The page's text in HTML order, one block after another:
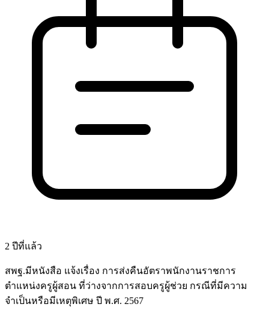
2 ปีที่แล้ว
สพฐ.มีหนังสือ แจ้งเรื่อง การส่งคืนอัตราพนักงานราชการ
ตำแหน่งครูผู้สอน ที่ว่างจากการสอบครูผู้ช่วย กรณีที่มีความ
จำเป็นหรือมีเหตุพิเศษ ปี พ.ศ. 2567